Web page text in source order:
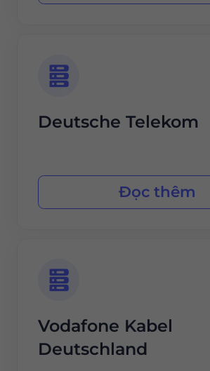
Deutsche Telekom
Đọc thêm
Vodafone Kabel
Deutschland